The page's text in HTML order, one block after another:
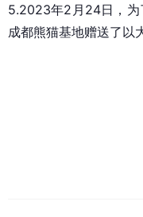
5.2023年2月24日，为
成都熊猫基地赠送了以